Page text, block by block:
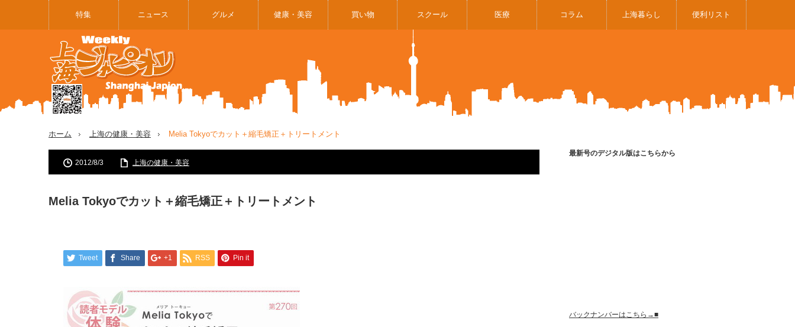
特集 ニュース グルメ 健康・美容 買い物 スクール 医療 コラム 上海暮らし 便利リスト
ホーム 上海の健康・美容 Melia Tokyoでカット＋縮毛矯正＋トリートメント
2012/8/3 上海の健康・美容
Melia Tokyoでカット＋縮毛矯正＋トリートメント
Tweet Share +1 RSS Pin it
最新号のデジタル版はこちらから
バックナンバーはこちら→■